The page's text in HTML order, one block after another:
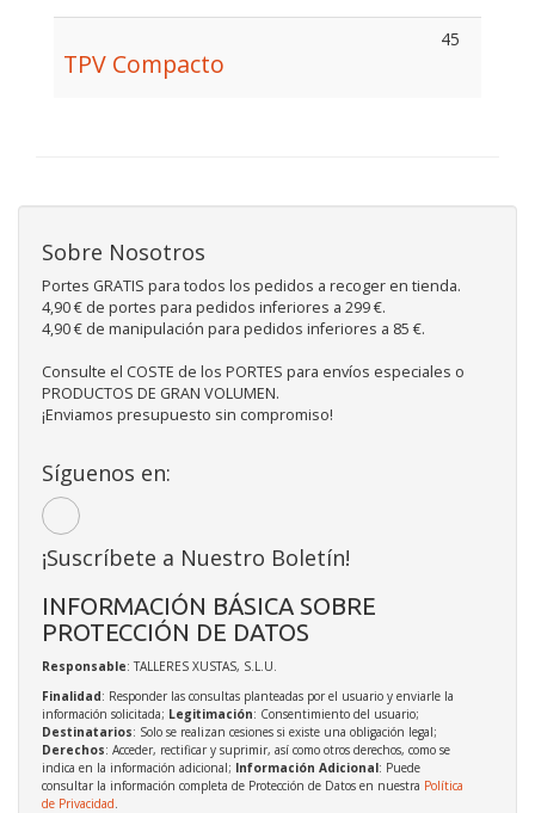
TPV Compacto
45
Sobre Nosotros
Portes GRATIS para todos los pedidos a recoger en tienda.
4,90 € de portes para pedidos inferiores a 299 €.
4,90 € de manipulación para pedidos inferiores a 85 €.
Consulte el COSTE de los PORTES para envíos especiales o
PRODUCTOS DE GRAN VOLUMEN.
¡Enviamos presupuesto sin compromiso!
Síguenos en:
¡Suscríbete a Nuestro Boletín!
INFORMACIÓN BÁSICA SOBRE
PROTECCIÓN DE DATOS
Responsable: TALLERES XUSTAS, S.L.U.
Finalidad: Responder las consultas planteadas por el usuario y enviarle la
información solicitada; Legitimación: Consentimiento del usuario;
Destinatarios: Solo se realizan cesiones si existe una obligación legal;
Derechos: Acceder, rectificar y suprimir, así como otros derechos, como se
indica en la información adicional; Información Adicional: Puede
consultar la información completa de Protección de Datos en nuestra Política
de Privacidad.